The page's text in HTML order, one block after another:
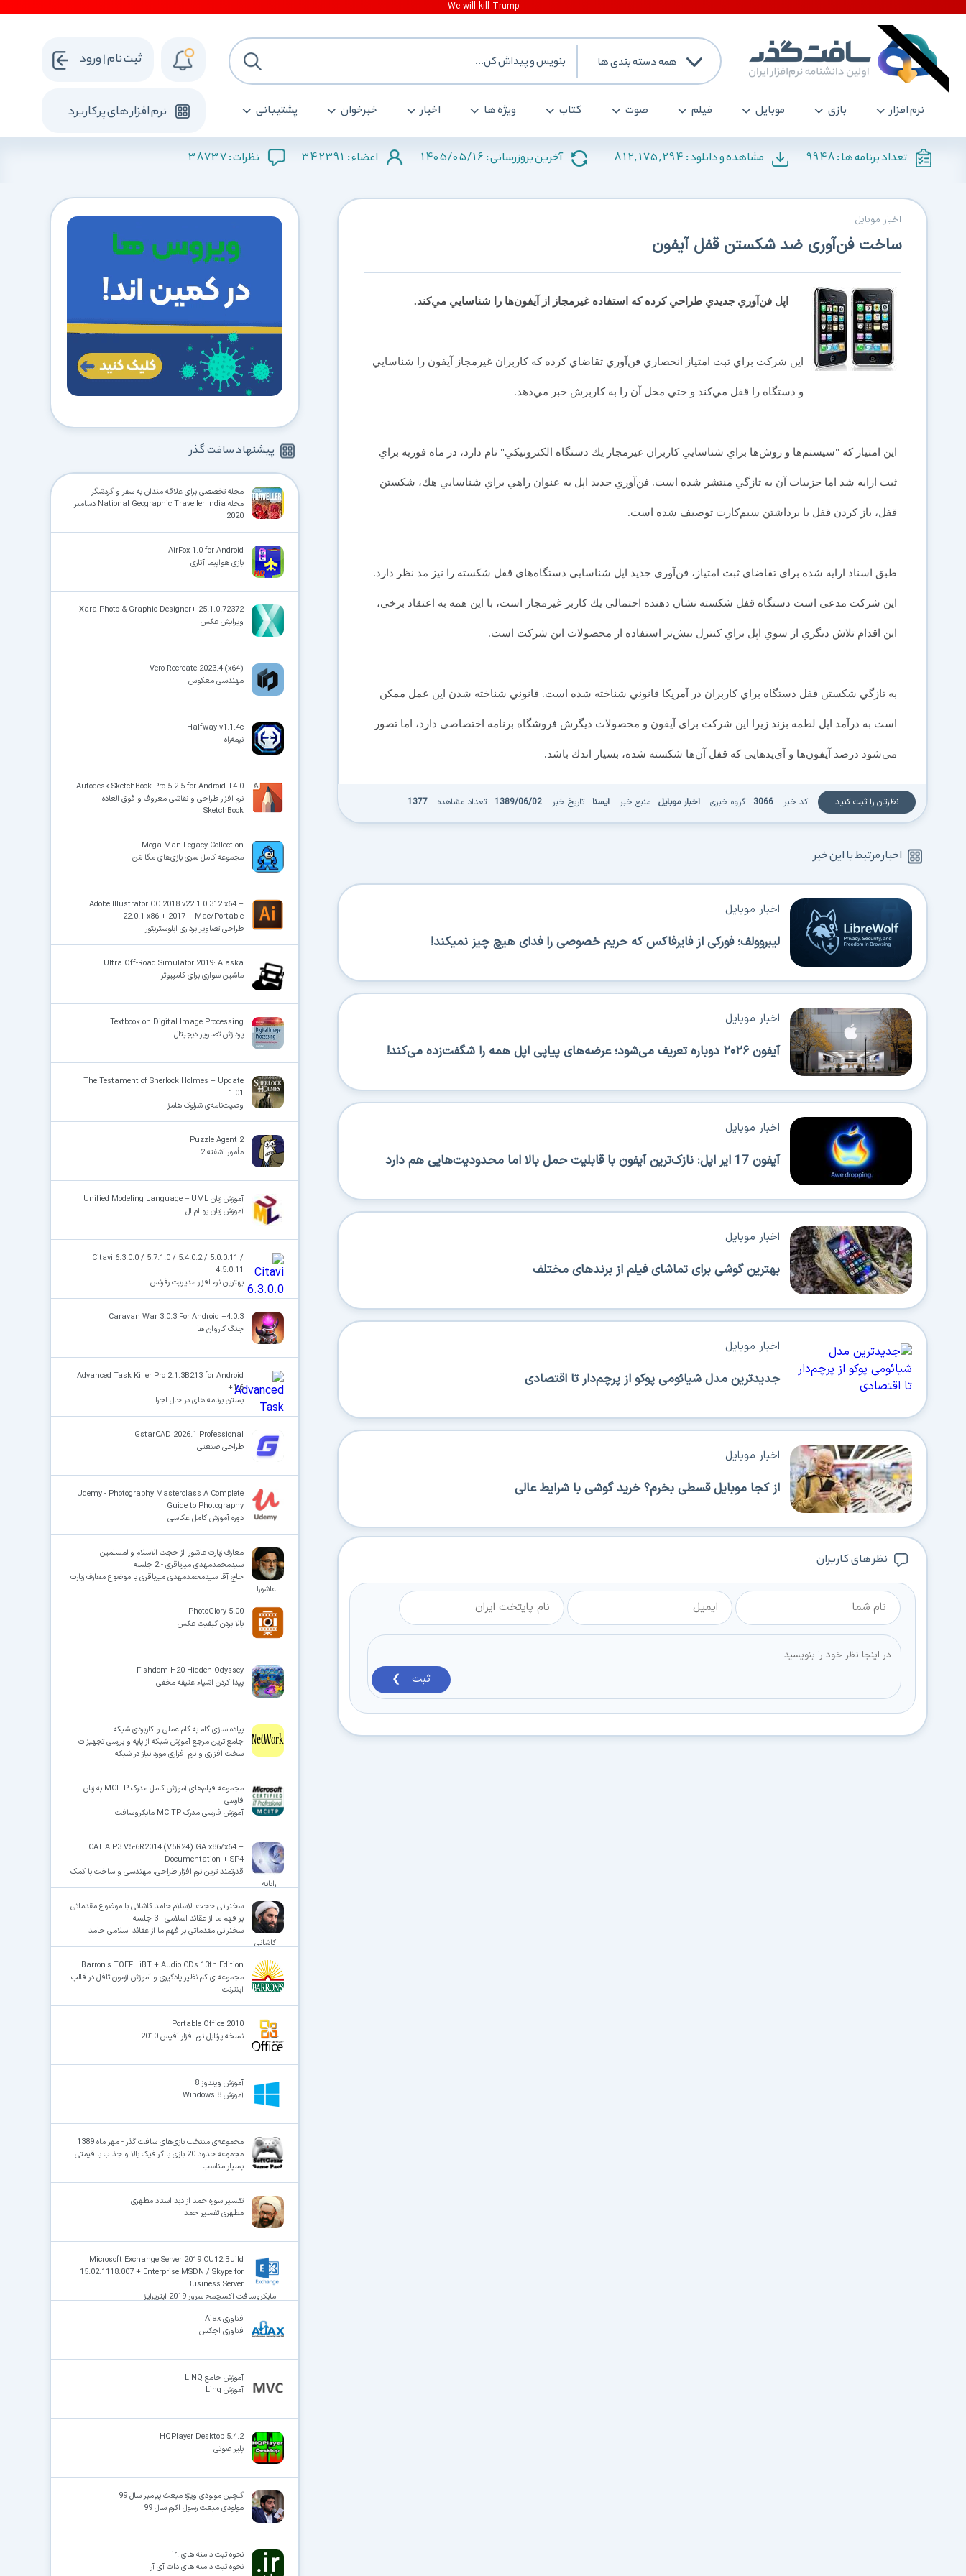
همه دسته بندی ها
نرم افزار بازی موبایل فیلم صوت کتاب ویژه ها اخبار خبرخوان پشتیبانی نرم افزار های پرکاربرد
ثبت نام | ورود
تعداد برنامه ها :9948 مشاهده و دانلود : 812,175,294 آخرین بروزرسانی : 1405/05/16 اعضاء : 342391 نظرات :38737
اخبار موبایل
ساخت فن‌آوری ضد شکستن قفل آیفون
اپل فن‌آوري جديدي طراحي كرده كه استفاده غيرمجاز از آيفون‌ها را شناسايي مي‌كند.
اين شركت براي ثبت امتياز انحصاري فن‌آوري تقاضاي كرده كه كاربران غيرمجاز آيفون را شناسايي
و دستگاه را قفل مي‌كند و حتي محل آن را به كاربرش خبر مي‌دهد.
اين امتياز كه "سيستم‌ها و روش‌ها براي شناسايي كاربران غيرمجاز يك دستگاه الكترونيكي" نام دارد، در ماه فوريه براي
ثبت ارايه شد اما جزييات آن به تازگي منتشر شده است. فن‌آوري جديد اپل به عنوان راهي براي شناسايي هك، شكستن
قفل، باز كردن قفل يا برداشتن سيم‌كارت توصيف شده است.
طبق اسناد ارايه شده براي تقاضاي ثبت امتياز، فن‌آوري جديد اپل شناسايي دستگاه‌هاي قفل شكسته را نيز مد نظر دارد.
اين شركت مدعي است دستگاه قفل شكسته نشان دهنده احتمالي يك كاربر غيرمجاز است، با اين همه به اعتقاد برخي،
اين اقدام تلاش ديگري از سوي اپل براي كنترل بيش‌تر استفاده از محصولات اين شركت است.
به تازگي شكستن قفل دستگاه براي كاربران در آمريكا قانوني شناخته شده است. قانوني شناخته شدن اين عمل ممكن
است به درآمد اپل لطمه بزند زيرا اين شركت براي آيفون و محصولات ديگرش فروشگاه برنامه اختصاصي دارد، اما تصور
مي‌شود درصد آيفون‌ها و آي‌پدهايي كه قفل آن‌ها شكسته شده، بسيار اندك باشد.
نظرتان را ثبت کنید کد خبر: 3066 گروه خبری: اخبار موبایل منبع خبر: ایسنا تاریخ خبر: 1389/06/02 تعداد مشاهده: 1377
اخبار مرتبط با این خبر
لیبروولف؛ فورکی از فایرفاکس که حریم خصوصی را فدای هیچ چیز نمیکند!
اخبار موبایل
آیفون ۲۰۲۶ دوباره تعریف می‌شود؛ عرضه‌های پیاپی اپل همه را شگفت‌زده می‌کند!
اخبار موبایل
آیفون 17 ایر اپل: نازک‌ترین آیفون با قابلیت حمل بالا اما محدودیت‌هایی هم دارد
اخبار موبایل
بهترین گوشی برای تماشای فیلم از برندهای مختلف
اخبار موبایل
جدیدترین مدل شیائومی پوکو از پرچم‌دار تا اقتصادی
اخبار موبایل
از کجا موبایل قسطی بخرم؟ خرید گوشی با شرایط عالی
اخبار موبایل
نظر های کاربران
ثبت ❯
پیشنهاد سافت گذر
مجله تخصصی برای علاقه مندان به سفر و گردشگر
مجله National Geographic Traveller India دسامبر
2020
AirFox 1.0 for Android
بازی هواپیما آتاری
Xara Photo & Graphic Designer+ 25.1.0.72372
ویرایش عکس
Vero Recreate 2023.4 (x64)
مهندسی معکوس
Halfway v1.1.4c
نیمه‌راه
Autodesk SketchBook Pro 5.2.5 for Android +4.0
نرم افزار طراحی و نقاشی معروف و فوق العاده
SketchBook
Mega Man Legacy Collection
مجموعه کامل سری بازی‌های مگا مَن
Adobe Illustrator CC 2018 v22.1.0.312 x64 +
22.0.1 x86 + 2017 + Mac/Portable
طراحی تصاویر برداری ایلوستریتور
Ultra Off-Road Simulator 2019: Alaska
ماشین سواری برای کامپیوتر
Textbook on Digital Image Processing
پردازش تصاویر دیجیتال
The Testament of Sherlock Holmes + Update
1.01
وصیت‌نامه‌ی شرلوک هلمز
Puzzle Agent 2
مأمور آشفته 2
آموزش زبان Unified Modeling Language – UML
آموزش زبان یو ام ال
Citavi 6.3.0.0 / 5.7.1.0 / 5.4.0.2 / 5.0.0.11 /
4.5.0.11
بهترین نرم افزار مدیریت رفرنس
Caravan War 3.0.3 For Android +4.0.3
جنگ کاروان ها
Advanced Task Killer Pro 2.1.3B213 for Android
+1.6
بستن برنامه های در حال اجرا
GstarCAD 2026.1 Professional
طراحی صنعتی
Udemy - Photography Masterclass A Complete
Guide to Photography
دوره آموزش کامل عکاسی
معارف زیارت عاشورا از حجت الاسلام والمسلمین
سیدمحمدمهدی میرباقری - 2 جلسه
حاج آقا سیدمحمدمهدی میرباقری با موضوع معارف زیارت
عاشورا
PhotoGlory 5.00
بالا بردن کیفیت عکس‌
Fishdom H20 Hidden Odyssey
پیدا کردن اشیاء عتیقه مخفی
پیاده سازی گام به گام عملی و کاربردی شبکه
جامع ترین مرجع آموزش شبکه از پایه و بررسی تجهیزات
سخت افزاری و نرم افزاری مورد نیاز در شبکه
مجموعه فیلم‌های آموزش کامل مدرک MCITP به زبان
فارسی
آموزش فارسی مدرک MCITP مایکروسافت
CATIA P3 V5-6R2014 (V5R24) GA x86/x64 +
Documentation + SP4
قدرتمند ترین نرم افزار طراحی، مهندسی و ساخت با کمک
رایانه
سخنرانی حجت الاسلام حامد کاشانی با موضوع مقدماتی
بر فهم ما از عقائد اسلامی - 3 جلسه
سخنرانی مقدماتی بر فهم ما از عقائد اسلامی حامد
کاشانی
Barron's TOEFL iBT + Audio CDs 13th Edition
مجموعه ی کم نظیر یادگیری و آموزش آزمون تافل در قالب
اینترنت
Portable Office 2010
نسخه پرتابل نرم افزار آفیس 2010
آموزش ویندوز 8
آموزش Windows 8
مجموعه‌ی منتخب بازی‌های سافت گذر - مهر ماه 1389
مجموعه حدود 20 بازی با گرافیک بالا و جذاب با قیمتی
بسیار مناسب
تفسیر سوره حمد از دید استاد مطهری
مطهری تفسیر حمد
Microsoft Exchange Server 2019 CU12 Build
15.02.1118.007 + Enterprise MSDN / Skype for
Business Server
مایکروسافت اکسچمج سرور 2019 ایترپرایز
فناوری Ajax
فناوری اجکس
آموزش جامع LINQ
آموزش Linq
HQPlayer Desktop 5.4.2
پلیر صوتی
گلچین مولودی ویژه مبعث پیامبر سال 99
مولودی مبعث رسول اکرم سال 99
نحوه ثبت دامنه های .ir
نحوه ثبت دامنه های دات آی آر